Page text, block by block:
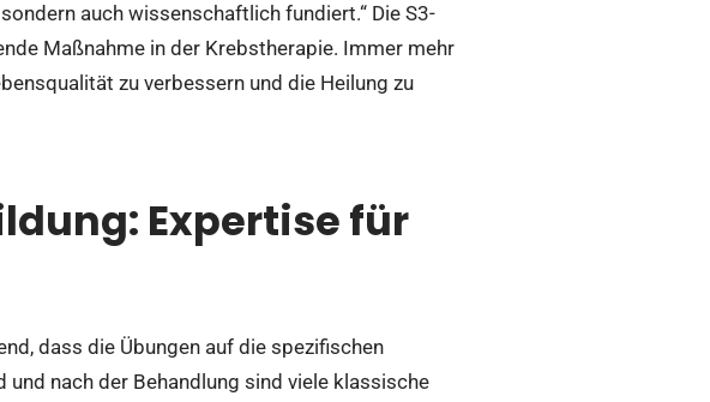
auch wissenschaftlich fundiert.“ Die S3-
Maßnahme in der Krebstherapie. Immer mehr
zu verbessern und die Heilung zu
Expertise für
dass die Übungen auf die spezifischen
nach der Behandlung sind viele klassische